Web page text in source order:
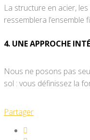
La structure en acier,
ressemblera l’ensemble
4. UNE APPROCHE
Nous ne posons pas
sol : vous définissez la
Partager